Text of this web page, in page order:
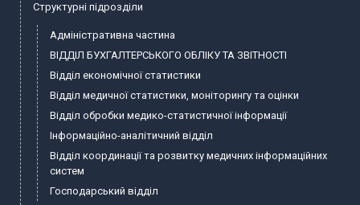
Структурні підрозділи
Адміністративна частина
ВІДДІЛ БУХГАЛТЕРСЬКОГО ОБЛІКУ ТА ЗВІТНОСТІ
Відділ економічної статистики
Відділ медичної статистики, моніторингу та оцінки
Відділ обробки медико-статистичної інформації
Інформаційно-аналітичний відділ
Відділ координації та розвитку медичних інформаційних
систем
Господарський відділ